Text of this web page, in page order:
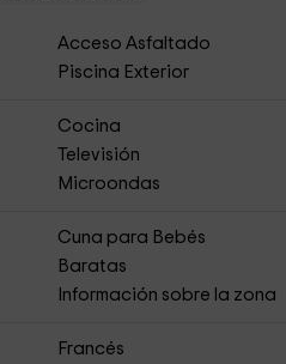
Acceso Asfaltado
Piscina Exterior
Cocina
Televisión
Microondas
Cuna para Bebés
Baratas
Información sobre la zona
Francés